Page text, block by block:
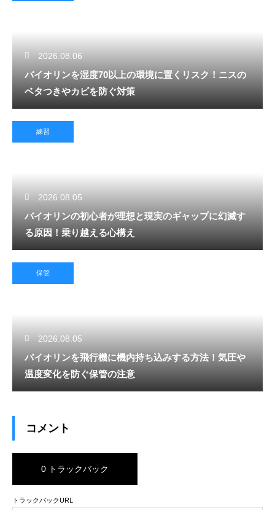
2026.08.06
バイオリンを湿度70以上の環境に置くリスク！ニスの
ベタつきやカビを防ぐ対策
練習
2026.08.05
バイオリンの初心者が理想と現実のギャップに幻滅す
る原因！乗り越える心構え
保管
2026.08.05
バイオリンを飛行機に機内持ち込みする方法！気圧や
温度変化を防ぐ保管の注意
コメント
0 トラックバック
トラックバックURL